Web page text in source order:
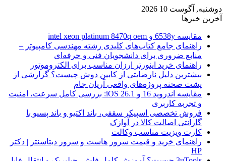
دوشنبه, آگوست 10 2026
آخرین خبرها
مقایسه 6538y و intel xeon platinum 8470q oem
راهنمای جامع کتاب‌های کلیدی رشته مهندسی کامپیوتر –
منابع ضروری برای دانشجویان فنی و حرفه‌ای
راهنمای خرید اینورتر ارزان مناسب برای الکتروموتور
بیشترین دلیل نارضایتی از کابین دوش چیست؟ گزارشی از
پشت صحنه پروژه‌های واقعی آریان جام
مقایسه اندروید 16 و iOS 26.1: بررسی کامل سرعت، امنیت
و تجربه کاربری
فروش تخصصی اسپیکر سقفی، باند اکتیو و باند پسیو با
گارانتی اصالت کالا در آوازک
کارت ویزیت مناسب وکالت
راهنمای خرید و قیمت سرور هاست و سرور دیتاسنتر | دکتر
HP